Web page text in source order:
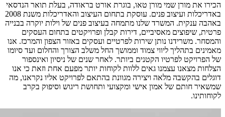
הכירו את מורן שמי מורן טאו, בוגרת אורט בראודה, בעלת תואר הנדסאי
באדריכלות ועיצוב פנים. עוסקת בתחום העיצוב והאדריכלות משנת 2008
באהבה ענקית. המשרד שלנו מתמחה בעיצוב פנים של וילות יוקרה בבנייה
פרטית, שיפוצים מאסיביים, דירות קבלן ופרויקטים בתחום העסקים
והמסחר. משרידנו נותן שירות לפרטיים ועסקים באזור הצפון והמרכז. אנו
מאמינים בתהליך ליווי צמוד וממושך החל משלב הצורך והחלום ועד סיומו
של הפרויקט לפרטיו הקטנים ביותר. לאחר שנים של ניסיון ואינספור
הצלחות מצאנו עצמנו גאים ללוות לקוחות יותר מפעם אחת וזאת כי אנו
דוגלים בהקשבה מלאה ויצירה מגוונת בהתאם לפרויקט אליו נקראנו, מה
שמשאיר חותם של אמון אישי ומקצועי ותחושת ריגוש וסיפוק בקרב
לקוחותינו.